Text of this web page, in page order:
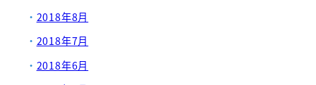
2018年8月
2018年7月
2018年6月